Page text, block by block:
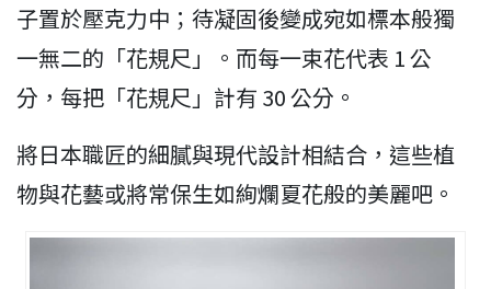
子置於壓克力中；待凝固後變成宛如標本般獨
一無二的「花規尺」。而每一束花代表 1 公
分，每把「花規尺」計有 30 公分。
將日本職匠的細膩與現代設計相結合，這些植
物與花藝或將常保生如絢爛夏花般的美麗吧。